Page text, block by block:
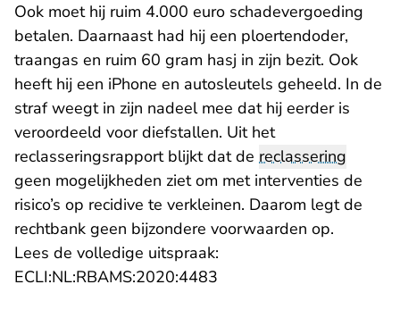
Ook moet hij ruim 4.000 euro schadevergoeding
betalen. Daarnaast had hij een ploertendoder,
traangas en ruim 60 gram hasj in zijn bezit. Ook
heeft hij een iPhone en autosleutels geheeld. In de
straf weegt in zijn nadeel mee dat hij eerder is
veroordeeld voor diefstallen. Uit het
reclasseringsrapport blijkt dat de reclassering
geen mogelijkheden ziet om met interventies de
risico’s op recidive te verkleinen. Daarom legt de
rechtbank geen bijzondere voorwaarden op.
Lees de volledige uitspraak:
ECLI:NL:RBAMS:2020:4483